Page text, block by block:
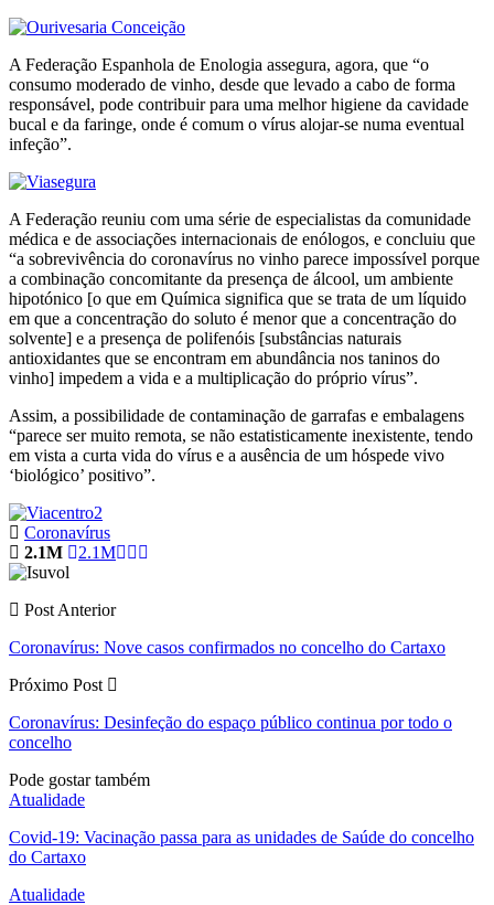
A Federação Espanhola de Enologia assegura, agora, que “o
consumo moderado de vinho, desde que levado a cabo de forma
responsável, pode contribuir para uma melhor higiene da cavidade
bucal e da faringe, onde é comum o vírus alojar-se numa eventual
infeção”.
A Federação reuniu com uma série de especialistas da comunidade
médica e de associações internacionais de enólogos, e concluiu que
“a sobrevivência do coronavírus no vinho parece impossível porque
a combinação concomitante da presença de álcool, um ambiente
hipotónico [o que em Química significa que se trata de um líquido
em que a concentração do soluto é menor que a concentração do
solvente] e a presença de polifenóis [substâncias naturais
antioxidantes que se encontram em abundância nos taninos do
vinho] impedem a vida e a multiplicação do próprio vírus”.
Assim, a possibilidade de contaminação de garrafas e embalagens
“parece ser muito remota, se não estatisticamente inexistente, tendo
em vista a curta vida do vírus e a ausência de um hóspede vivo
‘biológico’ positivo”.
Coronavírus
2.1M
2.1M
Post Anterior
Coronavírus: Nove casos confirmados no concelho do Cartaxo
Próximo Post
Coronavírus: Desinfeção do espaço público continua por todo o
concelho
Pode gostar também
Atualidade
Covid-19: Vacinação passa para as unidades de Saúde do concelho
do Cartaxo
Atualidade